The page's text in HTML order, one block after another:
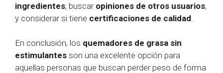
ingredientes, buscar opiniones de otros usuarios,
y considerar si tiene certificaciones de calidad
En conclusión, los quemadores de grasa sin
estimulantes son una excelente opción para
aquellas personas que buscan perder peso de forma